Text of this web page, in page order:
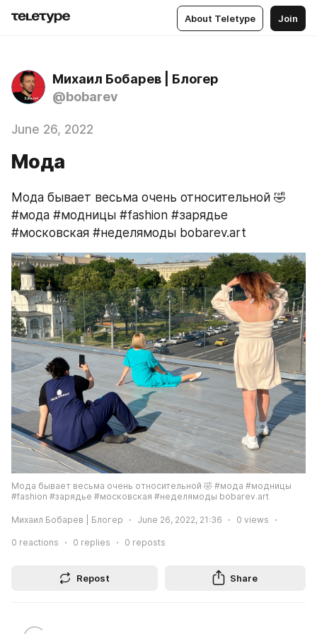
About Teletype Join
Михаил Бобарев | Блогер
@bobarev
June 26, 2022
Мода
Мода бывает весьма очень относительной 🤣
#мода #модницы #fashion #зарядье
#московская #неделямоды bobarev.art
Мода бывает весьма очень относительной 🤣 #мода #модницы
#fashion #зарядье #московская #неделямоды bobarev.art
Михаил Бобарев | Блогер June 26, 2022, 21:36 0 views
0 reactions 0 replies 0 reposts
Repost Share